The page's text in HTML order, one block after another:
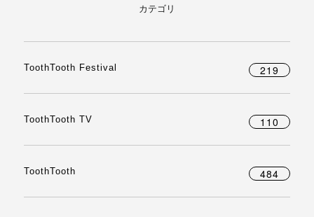
カテゴリ
ToothTooth Festival 219
ToothTooth TV 110
ToothTooth 484